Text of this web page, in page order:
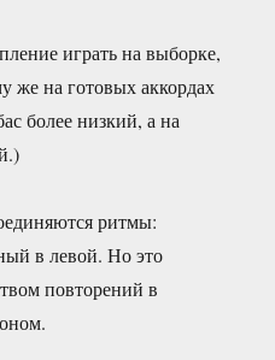
играть на выборке,
же на готовых аккордах
более низкий, а на
ритмы:
в левой. Но это
повторений в